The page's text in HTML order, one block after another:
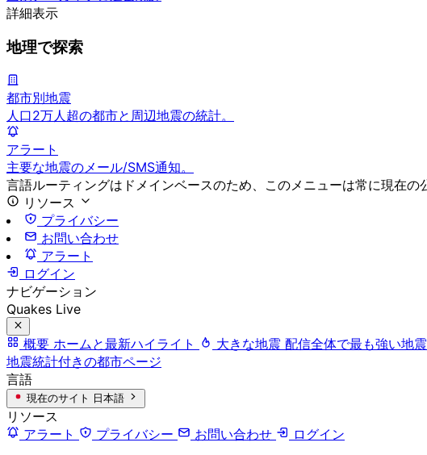
詳細表示
地理で探索
都市別地震
人口2万人超の都市と周辺地震の統計。
アラート
主要な地震のメール/SMS通知。
言語ルーティングはドメインベースのため、このメニューは常に現在の
リソース
プライバシー
お問い合わせ
アラート
ログイン
ナビゲーション
Quakes Live
概要 ホームと最新ハイライト 大きな地震 配信全体で最も強い地震
地震統計付きの都市ページ
言語
現在のサイト 日本語
リソース
アラート
プライバシー お問い合わせ
ログイン